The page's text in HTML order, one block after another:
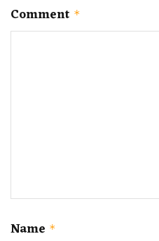
Comment *
Name *